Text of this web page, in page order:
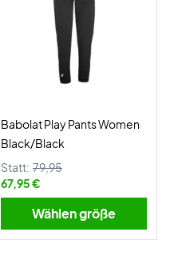
Babolat Play Pants Women
Black/Black
Statt: 79,95
67,95 €
Wählen größe